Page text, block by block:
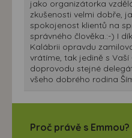
jako organizátorka
zkušenosti velmi dobře,
spokojenost klientů na
správného člověka.:-) I
Kalábrii opravdu
vrátíme, tak jedině s
doprovodu stejné
všeho dobrého rodina
Proč právě s Emmou?